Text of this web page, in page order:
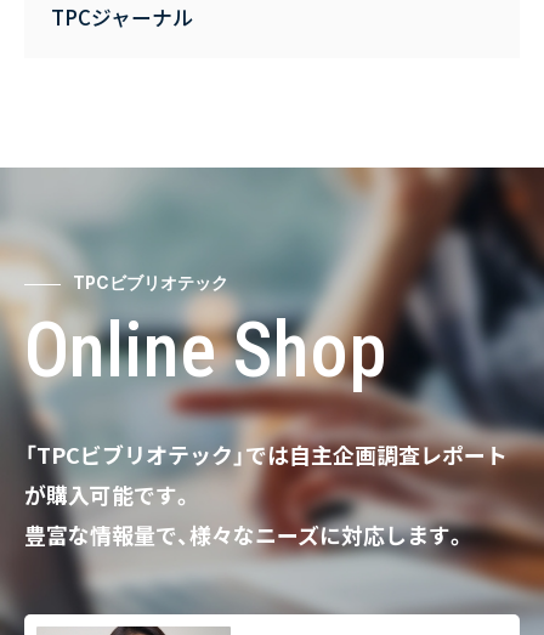
TPCジャーナル
TPCビブリオテック
Online Shop
「TPCビブリオテック」では自主企画調査レポート
が購入可能です。
豊富な情報量で、様々なニーズに対応します。